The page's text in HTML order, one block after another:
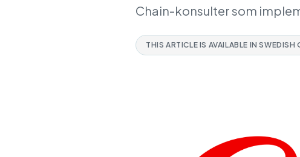
Chain-konsulter som
THIS ARTICLE IS AVAILABLE IN SWEDISH